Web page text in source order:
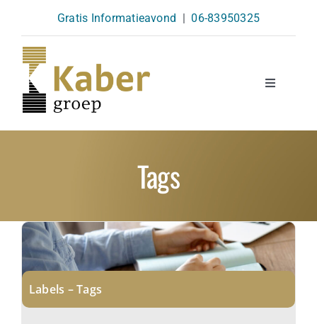
content
Gratis Informatieavond | 06-83950325
Toggle
Opleidingen
Agenda
Over Ons
Kennisbank
Tags
Labels – Tags